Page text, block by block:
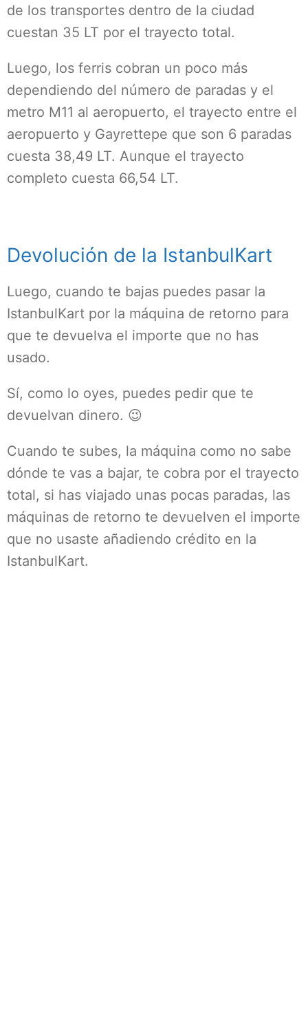
de los transportes dentro de la ciudad
cuestan 35 LT por el trayecto total.
Luego, los ferris cobran un poco más
dependiendo del número de paradas y el
metro M11 al aeropuerto, el trayecto entre el
aeropuerto y Gayrettepe que son 6 paradas
cuesta 38,49 LT. Aunque el trayecto
completo cuesta 66,54 LT.
Devolución de la IstanbulKart
Luego, cuando te bajas puedes pasar la
IstanbulKart por la máquina de retorno para
que te devuelva el importe que no has
usado.
Sí, como lo oyes, puedes pedir que te
devuelvan dinero. 😉
Cuando te subes, la máquina como no sabe
dónde te vas a bajar, te cobra por el trayecto
total, si has viajado unas pocas paradas, las
máquinas de retorno te devuelven el importe
que no usaste añadiendo crédito en la
IstanbulKart.